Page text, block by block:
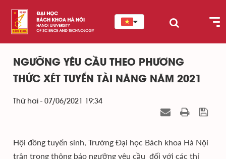
NGƯỠNG YÊU CẦU THEO PHƯƠNG
THỨC XÉT TUYỂN TÀI NĂNG NĂM 2021
Thứ hai - 07/06/2021 19:34
Hội đồng tuyển sinh, Trường Đại học Bách khoa Hà Nội
trân trọng thông báo ngưỡng yêu cầu đối với các thí